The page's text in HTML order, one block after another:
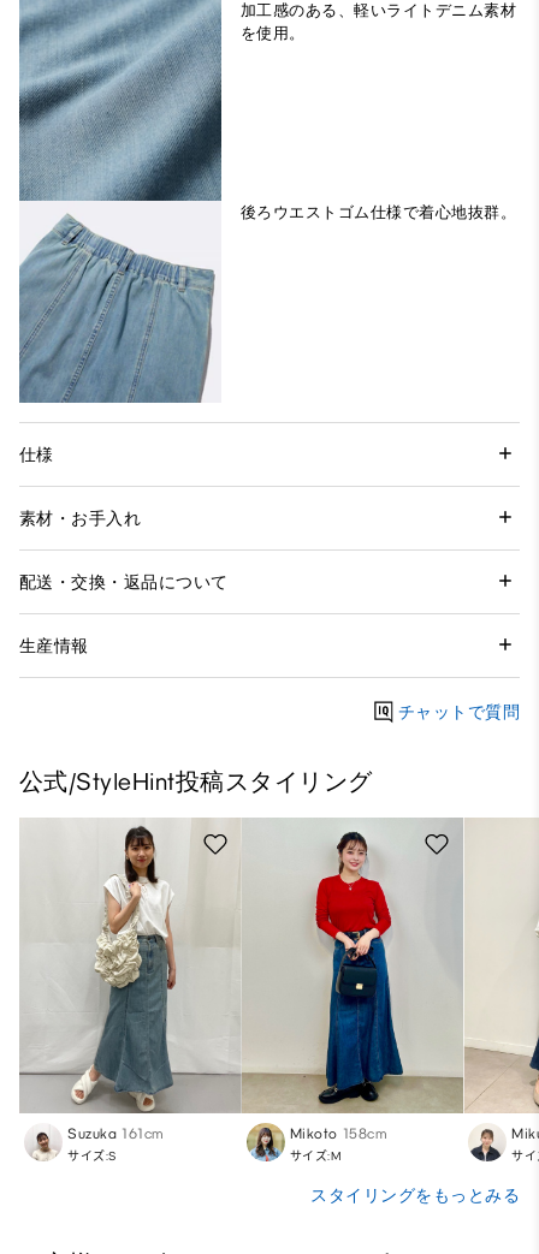
加工感のある、軽いライトデニム素材
を使用。
後ろウエストゴム仕様で着心地抜群。
仕様
素材・お手入れ
配送・交換・返品について
生産情報
チャットで質問
公式/StyleHint投稿スタイリング
Suzuka 161cm
サイズ:S
Mikoto 158cm
サイズ:M サ
スタイリングをもっとみる